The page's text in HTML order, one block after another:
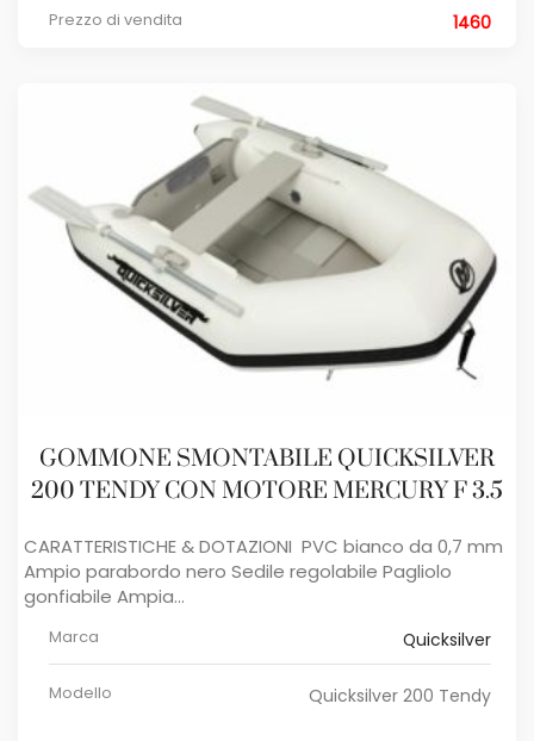
Prezzo di vendita 1460
GOMMONE SMONTABILE QUICKSILVER
200 TENDY CON MOTORE MERCURY F 3.5
CARATTERISTICHE & DOTAZIONI PVC bianco da 0,7 mm
Ampio parabordo nero Sedile regolabile Pagliolo
gonfiabile Ampia...
Marca Quicksilver
Modello Quicksilver 200 Tendy